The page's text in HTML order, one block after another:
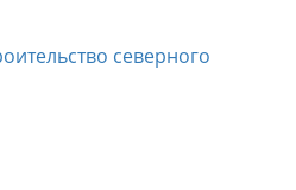
северного